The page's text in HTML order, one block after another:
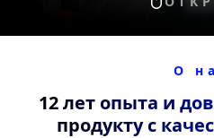
О
12 лет опыта и
продукту с